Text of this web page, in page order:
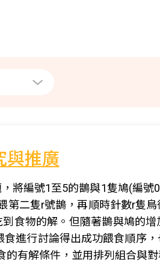
與推廣
將編號1至5的鵲與1隻鳩(編
第二隻r號鵲，再順時針數r隻
食物的解。但隨著鵲與鳩的
進行討論得出成功餵食順序
的有解條件，並用排列組合與